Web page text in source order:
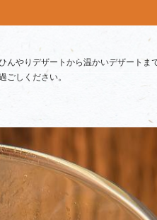
やりデザートから温かいデザートま
しください。